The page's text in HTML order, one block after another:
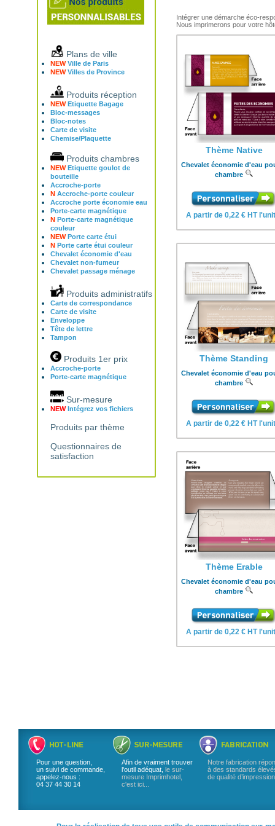
Plans de ville
NEWVille de Paris
NEWVilles de Province
Produits réception
NEWEtiquette Bagage
Bloc-messages
Bloc-notes
Carte de visite
Chemise/Plaquette
Produits chambres
NEWEtiquette goulot de
bouteille
Accroche-porte
NAccroche-porte couleur
Accroche porte économie eau
Porte-carte magnétique
NPorte-carte magnétique
couleur
NEWPorte carte étui
NPorte carte étui couleur
Chevalet économie d'eau
Chevalet non-fumeur
Chevalet passage ménage
Produits administratifs
Carte de correspondance
Carte de visite
Enveloppe
Tête de lettre
Tampon
Produits 1er prix
Accroche-porte
Porte-carte magnétique
Sur-mesure
NEWIntégrez vos fichiers
Produits par thème
Questionnaires de
satisfaction
Intégrer une démarche éco-
Nous imprimerons pour votre
Thème Native
Chevalet économie d'eau
chambre
A partir de 0,22 € HT
Thème Standing
Chevalet économie d'eau
chambre
A partir de 0,22 € HT
Thème Erable
Chevalet économie d'eau
chambre
A partir de 0,22 € HT
Pour une question,
un suivi de commande,
appelez-nous :
04 37 44 30 14
Afin de vraiment trouver
l'outil adéquat, le sur-
mesure Imprimhotel,
c'est ici...
Notre fabrication
à des standards
de qualité d’impression